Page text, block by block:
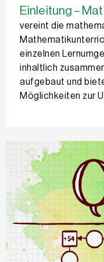
Einleitung –
vereint die
einzelnen
inhaltlich
aufgebaut und
Möglichkeiten zur